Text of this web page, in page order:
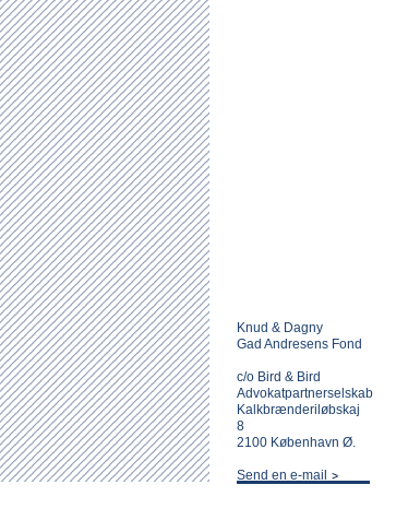
Knud & Dagny
Gad Andresens Fond
c/o Bird & Bird
Advokatpartnerselskab
Kalkbrænderiløbskaj
8
2100 København Ø.
Send en e-mail